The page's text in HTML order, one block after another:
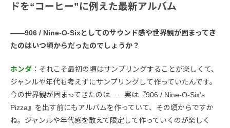
ドを“コーヒー”に例えた最新アルバム
――906 / Nine-O-Sixとしてのサウンド感や世界観が固まってき
たのはいつ頃からだったのでしょうか？
ホンダ ：それこそ最初の頃はサンプリングすることが楽しくて、
ジャンルや年代も考えずにサンプリングして作っていたんです。
今の世界観が固まってきたのは……実は『906 / Nine-O-Six’s
Pizza』を出す前にもアルバムを作っていて、その頃からですか
ね。ジャンルや年代感を敢えて限定して作っていくのが楽しく